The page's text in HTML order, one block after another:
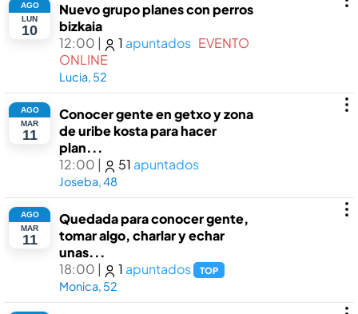
AGO
LUN
10
Nuevo grupo planes con perros
bizkaia
12:00 | 1 apuntados EVENTO
ONLINE
Lucia, 52
AGO
MAR
11
Conocer gente en getxo y zona
de uribe kosta para hacer
plan...
12:00 | 51 apuntados
Joseba, 48
AGO
MAR
11
Quedada para conocer gente,
tomar algo, charlar y echar
unas...
18:00 | 1 apuntados TOP
Monica, 52